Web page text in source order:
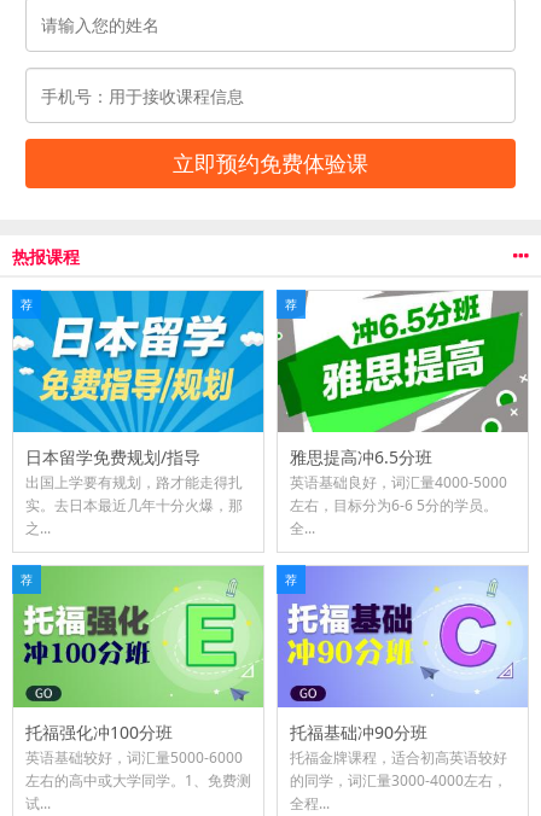
热报课程
日本留学免费规划/指导
出国上学要有规划，路才能走得扎
实。去日本最近几年十分火爆，那
之...
荐
雅思提高冲6.5分班
​英语基础良好，词汇量4000-5000
左右，目标分为6-6 5分的学员。
全...
荐
托福强化冲100分班
英语基础较好，词汇量5000-6000
左右的高中或大学同学。1、免费测
试...
荐
托福基础冲90分班
托福金牌课程，适合初高英语较好
的同学，词汇量3000-4000左右，
全程...
荐